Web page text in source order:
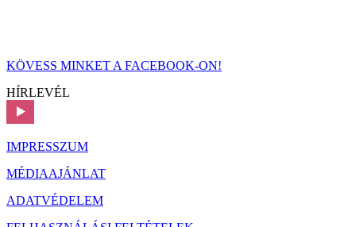
KÖVESS MINKET A FACEBOOK-ON!
HÍRLEVÉL
IMPRESSZUM
MÉDIAAJÁNLAT
ADATVÉDELEM